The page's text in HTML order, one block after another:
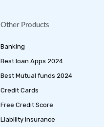
Other Products
Banking
Best loan Apps 2024
Best Mutual funds 2024
Credit Cards
Free Credit Score
Liability Insurance